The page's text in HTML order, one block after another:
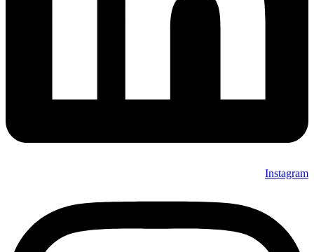
Instagram